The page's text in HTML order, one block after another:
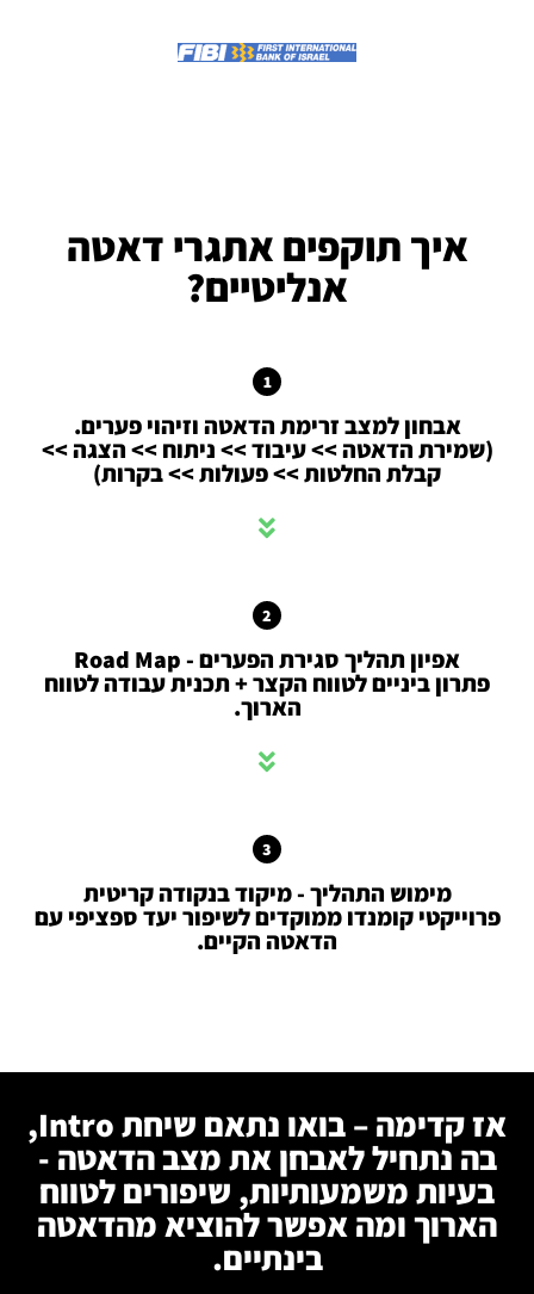
איך תוקפים אתגרי דאטה
אנליטיים?
אבחון למצב זרימת הדאטה וזיהוי פערים.
(שמירת הדאטה >> עיבוד >> ניתוח >> הצגה >>
קבלת החלטות >> פעולות >> בקרות)
אפיון תהליך סגירת הפערים - Road Map
פתרון ביניים לטווח הקצר + תכנית עבודה לטווח
הארוך.
מימוש התהליך - מיקוד בנקודה קריטית
קומנדו ממוקדים לשיפור יעד ספציפי עם
הדאטה הקיים.
אז קדימה – בואו נתאם שיחת Intro,
בה נתחיל לאבחן את מצב הדאטה -
בעיות משמעותיות, שיפורים לטווח
הארוך ומה אפשר להוציא מהדאטה
בינתיים.